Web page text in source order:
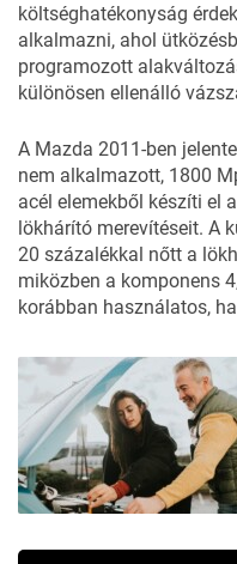
költséghatékonyság
alkalmazni, ahol
programozott
különösen ellenálló
A Mazda 2011-ben
nem alkalmazott, 1800
acél elemekből készíti el
lökhárító merevítéseit. A
20 százalékkal nőtt a
miközben a komponens
korábban használatos,